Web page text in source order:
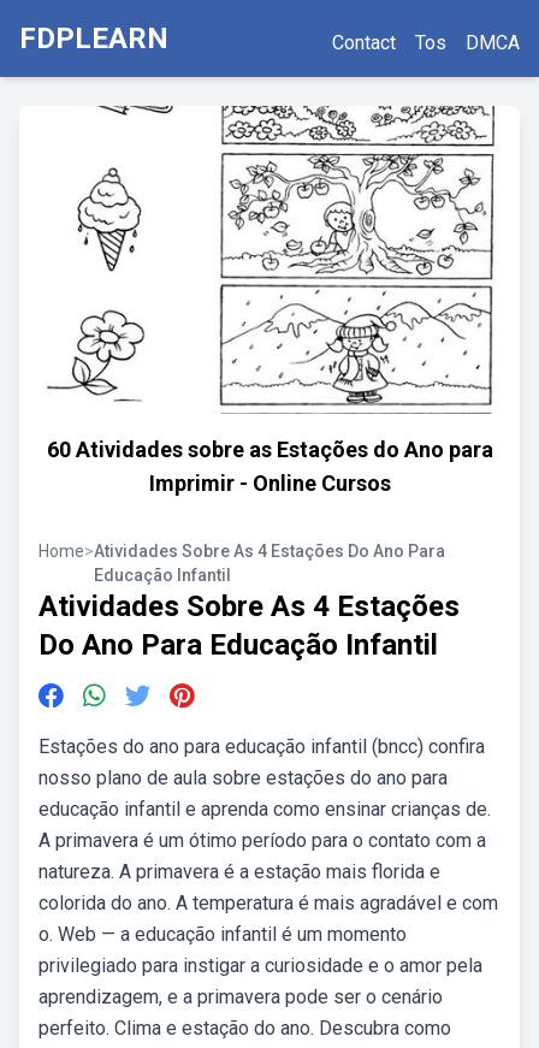
FDPLEARN Contact Tos DMCA
60 Atividades sobre as Estações do Ano para
Imprimir - Online Cursos
Home>Atividades Sobre As 4 Estações Do Ano Para
Educação Infantil
Atividades Sobre As 4 Estações
Do Ano Para Educação Infantil
Estações do ano para educação infantil (bncc) confira
nosso plano de aula sobre estações do ano para
educação infantil e aprenda como ensinar crianças de.
A primavera é um ótimo período para o contato com a
natureza. A primavera é a estação mais florida e
colorida do ano. A temperatura é mais agradável e com
o. Web — a educação infantil é um momento
privilegiado para instigar a curiosidade e o amor pela
aprendizagem, e a primavera pode ser o cenário
perfeito. Clima e estação do ano. Descubra como